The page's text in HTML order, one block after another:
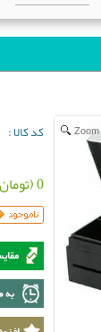
Zoom کد کالا :
0 (تومان)